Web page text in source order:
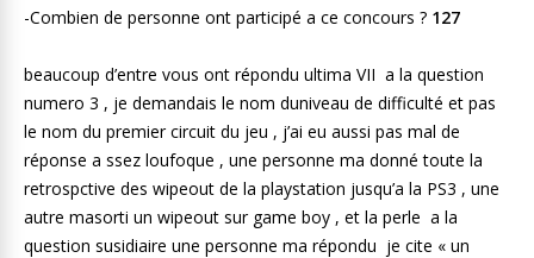
-Combien de personne ont participé a ce concours ? 127
beaucoup d’entre vous ont répondu ultima VII a la question
numero 3 , je demandais le nom duniveau de difficulté et pas
le nom du premier circuit du jeu , j’ai eu aussi pas mal de
réponse a ssez loufoque , une personne ma donné toute la
retrospctive des wipeout de la playstation jusqu’a la PS3 , une
autre masorti un wipeout sur game boy , et la perle a la
question susidiaire une personne ma répondu je cite « un